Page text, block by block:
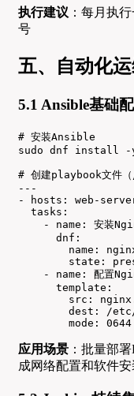
执行建议 ：每月执
号
五、自动化
5.1 Ansible基础
# 安装Ansible
sudo dnf install -
# 创建playbook文
---
- hosts: web-
  tasks:
- name: 安装
      dnf:
name:
state:
- name: 配置
      template:
src:
dest: /
        mode: 0644
应用场景 ：批量部
成网络配置和软件安